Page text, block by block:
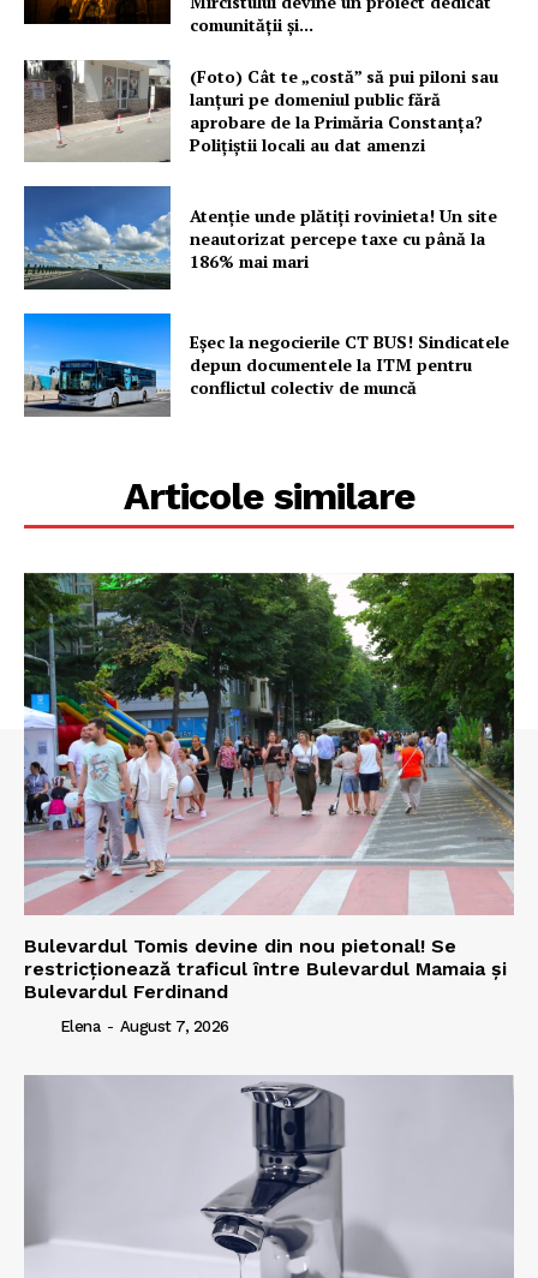
comunității și...
(Foto) Cât te „costă” să pui piloni sau
lanțuri pe domeniul public fără
aprobare de la Primăria Constanța?
Polițiștii locali au dat amenzi
Atenție unde plătiți rovinieta! Un site
neautorizat percepe taxe cu până la
186% mai mari
Eșec la negocierile CT BUS! Sindicatele
depun documentele la ITM pentru
conflictul colectiv de muncă
Articole similare
Bulevardul Tomis devine din nou pietonal! Se
restricționează traficul între Bulevardul Mamaia și
Bulevardul Ferdinand
Elena - August 7, 2026